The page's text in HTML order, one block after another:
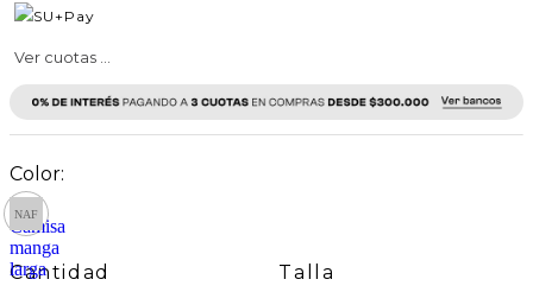
Ver cuotas ...
Cantidad Talla